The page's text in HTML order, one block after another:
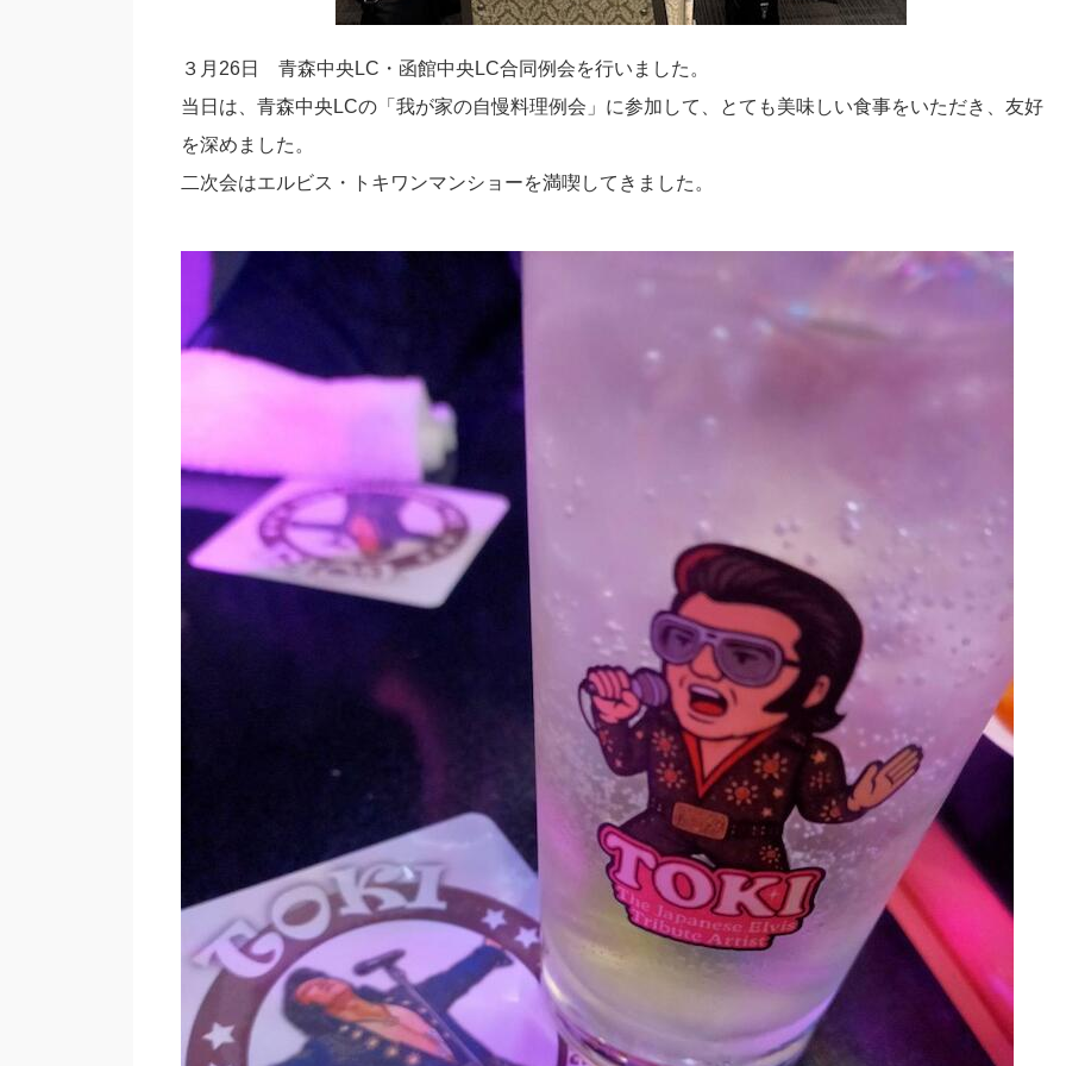
３月26日 青森中央LC・函館中央LC合同例会を行いました。
当日は、青森中央LCの「我が家の自慢料理例会」に参加して、とても美味しい食事をいただき、友好
を深めました。
二次会はエルビス・トキワンマンショーを満喫してきました。